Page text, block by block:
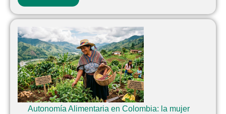
Autonomía Alimentaria en Colombia: la mujer